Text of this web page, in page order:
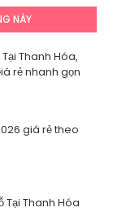
NÀY
Thanh Hóa,
rẻ nhanh gọn
giá rẻ theo
Thanh Hóa